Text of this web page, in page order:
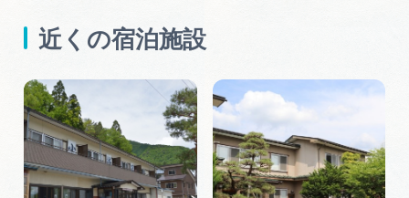
近くの宿泊施設